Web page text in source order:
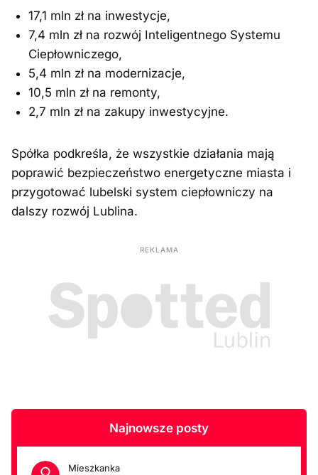
17,1 mln zł na inwestycje,
7,4 mln zł na rozwój Inteligentnego Systemu
Ciepłowniczego,
5,4 mln zł na modernizacje,
10,5 mln zł na remonty,
2,7 mln zł na zakupy inwestycyjne.
Spółka podkreśla, że wszystkie działania mają
poprawić bezpieczeństwo energetyczne miasta i
przygotować lubelski system ciepłowniczy na
dalszy rozwój Lublina.
Najnowsze posty
Mieszkanka